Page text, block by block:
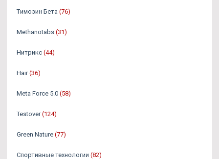
Tимозин Бета (76)
Methanotabs (31)
Нитрикс (44)
Hair (36)
Meta Force 5.0 (58)
Testover (124)
Green Nature (77)
Спортивные технологии (82)